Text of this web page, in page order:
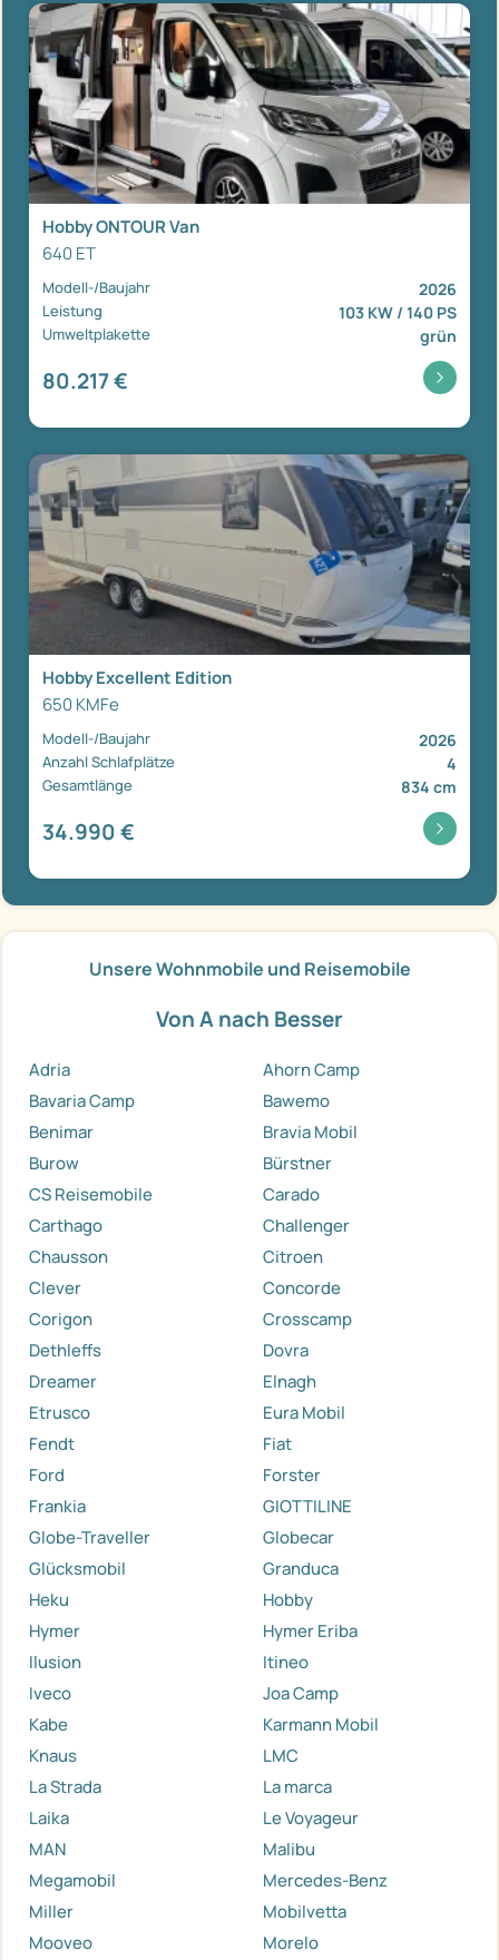
Hobby ONTOUR Van
640 ET
Modell-/Baujahr 2026
Leistung 103 KW / 140 PS
Umweltplakette grün
80.217 €
Hobby Excellent Edition
650 KMFe
Modell-/Baujahr 2026
Anzahl Schlafplätze 4
Gesamtlänge 834 cm
34.990 €
Unsere Wohnmobile und Reisemobile
Von A nach Besser
Adria
Ahorn Camp
Bavaria Camp
Bawemo
Benimar
Bravia Mobil
Burow
Bürstner
CS Reisemobile
Carado
Carthago
Challenger
Chausson
Citroen
Clever
Concorde
Corigon
Crosscamp
Dethleffs
Dovra
Dreamer
Elnagh
Etrusco
Eura Mobil
Fendt
Fiat
Ford
Forster
Frankia
GIOTTILINE
Globe-Traveller
Globecar
Glücksmobil
Granduca
Heku
Hobby
Hymer
Hymer Eriba
Ilusion
Itineo
Iveco
Joa Camp
Kabe
Karmann Mobil
Knaus
LMC
La Strada
La marca
Laika
Le Voyageur
MAN
Malibu
Megamobil
Mercedes-Benz
Miller
Mobilvetta
Mooveo
Morelo